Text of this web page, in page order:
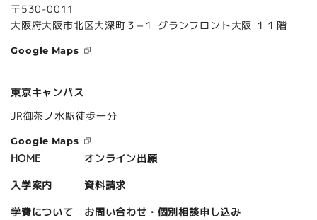
〒530-0011
大阪府大阪市北区大深町３−１ グランフロント大阪 １１階
Google Maps
東京キャンパス
JR御茶ノ水駅徒歩一分
Google Maps
HOME
入学案内
学費について
オンライン出願
資料請求
お問い合わせ・個別相談申し込み